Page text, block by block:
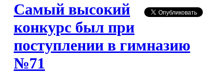
Самый высокий
конкурс был при
поступлении в гимназию
№71